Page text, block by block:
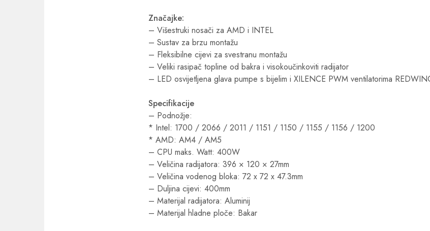
Značajke:
– Višestruki nosači za AMD i INTEL
– Sustav za brzu montažu
– Fleksibilne cijevi za svestranu montažu
– Veliki rasipač topline od bakra i visokoučinkoviti radijator
– LED osvijetljena glava pumpe s bijelim i XILENCE PWM ventilatorima
Specifikacije
– Podnožje:
* Intel: 1700 / 2066 / 2011 / 1151 / 1150 / 1155 / 1156 / 1200
* AMD: AM4 / AM5
– CPU maks. Watt: 400W
– Veličina radijatora: 396 × 120 × 27mm
– Veličina vodenog bloka: 72 x 72 x 47.3mm
– Duljina cijevi: 400mm
– Materijal radijatora: Aluminij
– Materijal hladne ploče: Bakar